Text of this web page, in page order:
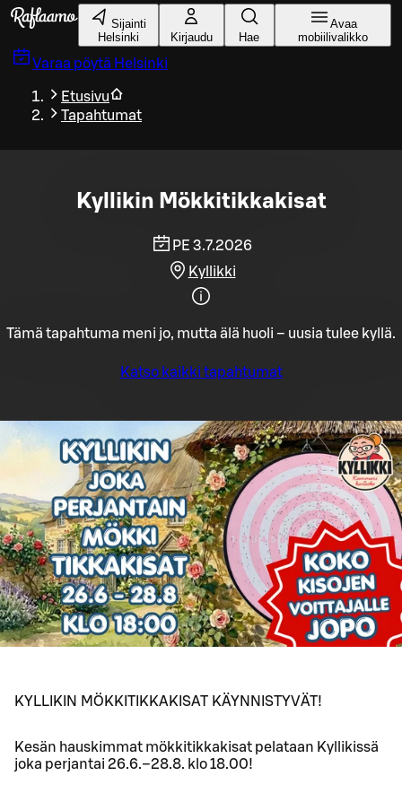
Siirry pääsisältöön
Sijainti
Helsinki
Kirjaudu Hae
Avaa
mobiilivalikko
Varaa pöytä Helsinki
Etusivu
Tapahtumat
Kyllikin Mökkitikkakisat
PE 3.7.2026
Kyllikki
Tämä tapahtuma meni jo, mutta älä huoli – uusia tulee kyllä.
Katso kaikki tapahtumat
KYLLIKIN MÖKKITIKKAKISAT KÄYNNISTYVÄT!
Kesän hauskimmat mökkitikkakisat pelataan Kyllikissä
joka perjantai 26.6.–28.8. klo 18.00!